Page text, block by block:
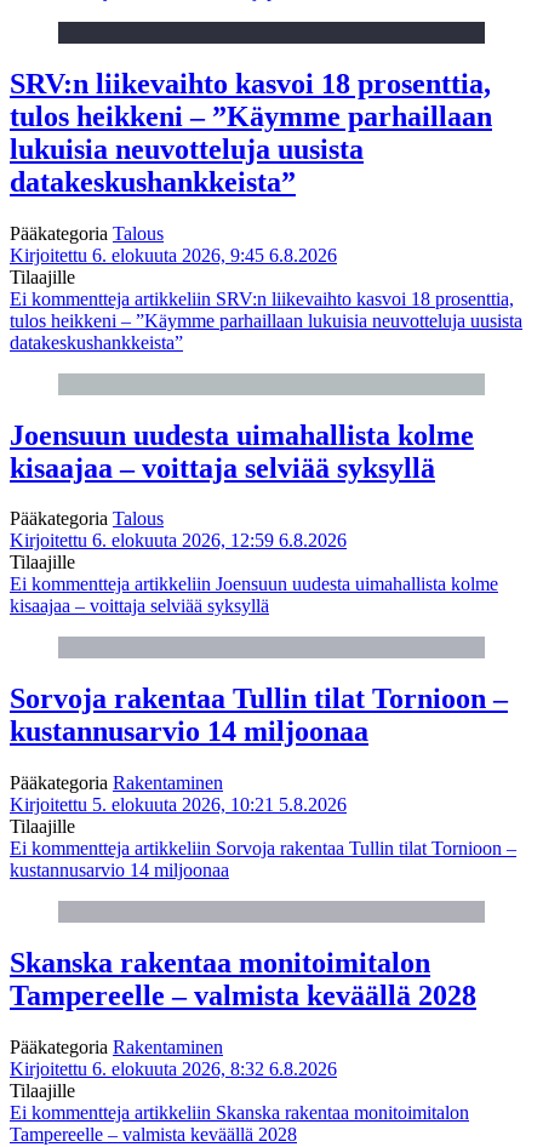
SRV:n liikevaihto kasvoi 18 prosenttia,
tulos heikkeni – ”Käymme parhaillaan
lukuisia neuvotteluja uusista
datakeskushankkeista”
Pääkategoria Talous
Kirjoitettu 6. elokuuta 2026, 9:45 6.8.2026
Tilaajille
Ei kommentteja artikkeliin SRV:n liikevaihto kasvoi 18 prosenttia,
tulos heikkeni – ”Käymme parhaillaan lukuisia neuvotteluja uusista
datakeskushankkeista”
Joensuun uudesta uimahallista kolme
kisaajaa – voittaja selviää syksyllä
Pääkategoria Talous
Kirjoitettu 6. elokuuta 2026, 12:59 6.8.2026
Tilaajille
Ei kommentteja artikkeliin Joensuun uudesta uimahallista kolme
kisaajaa – voittaja selviää syksyllä
Sorvoja rakentaa Tullin tilat Tornioon –
kustannusarvio 14 miljoonaa
Pääkategoria Rakentaminen
Kirjoitettu 5. elokuuta 2026, 10:21 5.8.2026
Tilaajille
Ei kommentteja artikkeliin Sorvoja rakentaa Tullin tilat Tornioon –
kustannusarvio 14 miljoonaa
Skanska rakentaa monitoimitalon
Tampereelle – valmista keväällä 2028
Pääkategoria Rakentaminen
Kirjoitettu 6. elokuuta 2026, 8:32 6.8.2026
Tilaajille
Ei kommentteja artikkeliin Skanska rakentaa monitoimitalon
Tampereelle – valmista keväällä 2028